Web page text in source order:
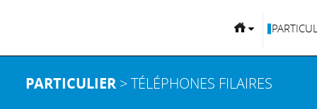
PARTICULIER > TÉLÉPHONES FILAIRES